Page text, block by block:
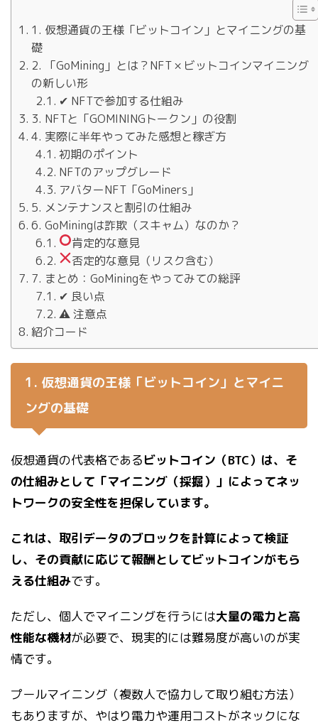
1. 仮想通貨の王様「ビットコイン」とマイニングの基
礎
2. 「GoMining」とは？NFT × ビットコインマイニング
の新しい形
✔ NFTで参加する仕組み
3. NFTと「GOMININGトークン」の役割
4. 実際に半年やってみた感想と稼ぎ方
初期のポイント
NFTのアップグレード
アバターNFT「GoMiners」
5. メンテナンスと割引の仕組み
6. GoMiningは詐欺（スキャム）なのか？
肯定的な意見
否定的な意見（リスク含む）
7. まとめ：GoMiningをやってみての総評
✔ 良い点
⚠ 注意点
紹介コード
1. 仮想通貨の王様「ビットコイン」とマイニ
ングの基礎
仮想通貨の代表格であるビットコイン（BTC）は、そ
の仕組みとして「マイニング（採掘）」によってネッ
トワークの安全性を担保しています。
これは、取引データのブロックを計算によって検証
し、その貢献に応じて報酬としてビットコインがもら
える仕組みです。
ただし、個人でマイニングを行うには大量の電力と高
性能な機材が必要で、現実的には難易度が高いのが実
情です。
プールマイニング（複数人で協力して取り組む方法）
もありますが、やはり電力や運用コストがネックにな